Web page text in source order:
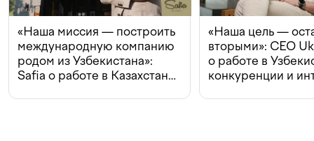
«Наша миссия — построить
международную компанию
родом из Узбекистана»:
Safia о работе в Казахстане,
«Наша цель —
вторыми»: CEO
о работе в
конкуренции и